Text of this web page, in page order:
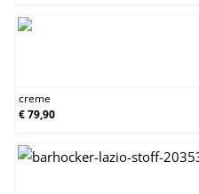
creme
€ 79,90